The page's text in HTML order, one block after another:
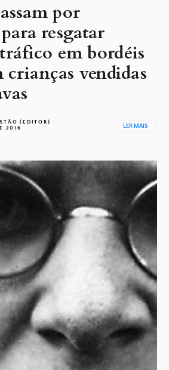
por
resgatar
em bordéis
vendidas
(EDITOR)
2016
LER MAIS